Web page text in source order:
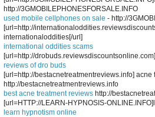
http://3GMOBILEPHONESFORSALE.INFO
used mobile cellphones on sale - http://
[url=http://
internationaloddities[/url]
international oddities scams
[url=http://
reviews of dro buds
[url=http://bestacnetreatmentreviews.info] acne
http://bestacnetreatmentreviews.info
best acne treatment reviews http://
[url=HTTP://LEARN-HYPNOSIS-
learn hypnotism online